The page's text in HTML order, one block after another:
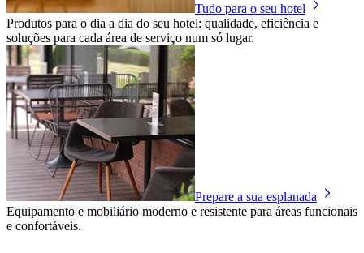
Tudo para o seu hotel
Produtos para o dia a dia do seu hotel: qualidade, eficiência e
soluções para cada área de serviço num só lugar.
Prepare a sua esplanada
Equipamento e mobiliário moderno e resistente para áreas funcionais
e confortáveis.